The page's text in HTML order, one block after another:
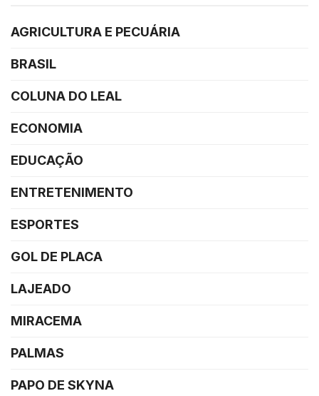
AGRICULTURA E PECUÁRIA
BRASIL
COLUNA DO LEAL
ECONOMIA
EDUCAÇÃO
ENTRETENIMENTO
ESPORTES
GOL DE PLACA
LAJEADO
MIRACEMA
PALMAS
PAPO DE SKYNA